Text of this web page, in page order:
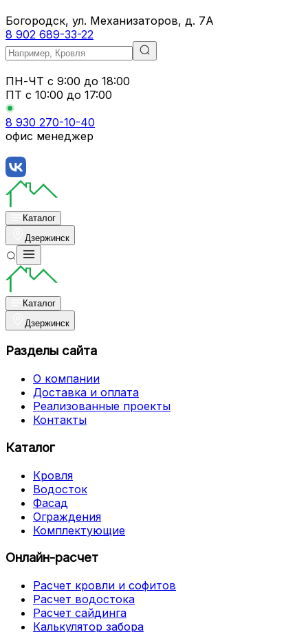
Богородск, ул. Механизаторов, д. 7А
8 902 689-33-22
ПН-ЧТ с 9:00 до 18:00
ПТ с 10:00 до 17:00
8 930 270-10-40
офис менеджер
Каталог
Дзержинск
Каталог
Дзержинск
Разделы сайта
О компании
Доставка и оплата
Реализованные проекты
Контакты
Каталог
Кровля
Водосток
Фасад
Ограждения
Комплектующие
Онлайн-расчет
Расчет кровли и софитов
Расчет водостока
Расчет сайдинга
Калькулятор забора